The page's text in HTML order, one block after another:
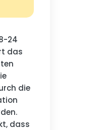
24
das
die
dass